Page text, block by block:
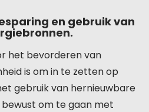
en gebruik van
het bevorderen van
is om in te zetten op
gebruik van hernieuwbare
om te gaan met